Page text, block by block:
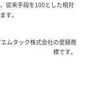
従来手段を100とした相対
す。
ムタック株式会社の登録商
標です。